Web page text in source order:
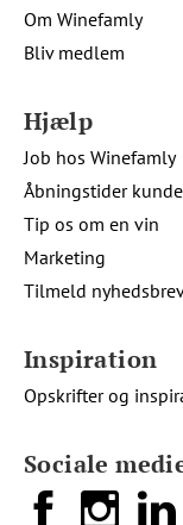
Sociale
Om Winefamly
Bliv medlem
Hjælp
Job hos Winefamly
Åbningstider
Tip os om en vin
Marketing
Tilmeld
Inspiration
Opskrifter og